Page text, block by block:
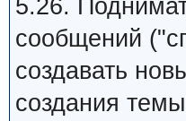
5.26.
сообщений
создавать
создания